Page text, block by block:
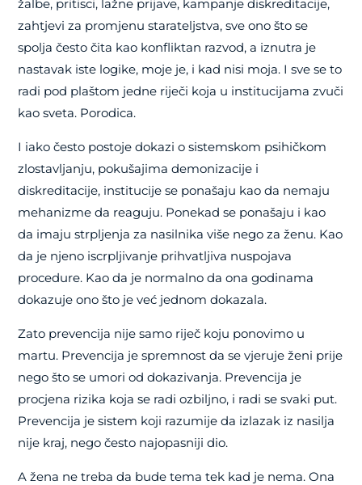
žalbe, pritisci, lažne prijave, kampanje diskreditacije,
zahtjevi za promjenu starateljstva, sve ono što se
spolja često čita kao konfliktan razvod, a iznutra je
nastavak iste logike, moje je, i kad nisi moja. I sve se to
radi pod plaštom jedne riječi koja u institucijama zvuči
kao sveta. Porodica.
I iako često postoje dokazi o sistemskom psihičkom
zlostavljanju, pokušajima demonizacije i
diskreditacije, institucije se ponašaju kao da nemaju
mehanizme da reaguju. Ponekad se ponašaju i kao
da imaju strpljenja za nasilnika više nego za ženu. Kao
da je njeno iscrpljivanje prihvatljiva nuspojava
procedure. Kao da je normalno da ona godinama
dokazuje ono što je već jednom dokazala.
Zato prevencija nije samo riječ koju ponovimo u
martu. Prevencija je spremnost da se vjeruje ženi prije
nego što se umori od dokazivanja. Prevencija je
procjena rizika koja se radi ozbiljno, i radi se svaki put.
Prevencija je sistem koji razumije da izlazak iz nasilja
nije kraj, nego često najopasniji dio.
A žena ne treba da bude tema tek kad je nema. Ona